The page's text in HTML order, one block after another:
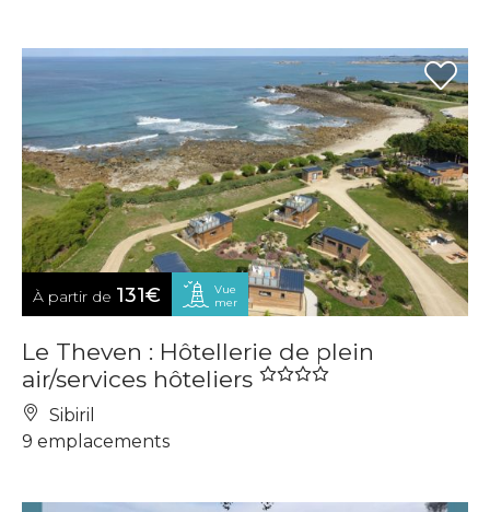
À partir de 131€
Vue
mer
Le Theven : Hôtellerie de plein
air/services hôteliers
Sibiril
9 emplacements